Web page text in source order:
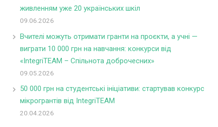
живленням уже 20 українських шкіл
09.06.2026
Вчителі можуть отримати гранти на проєкти, а учні —
виграти 10 000 грн на навчання: конкурси від
«IntegriTEAM – Спільнота доброчесних»
09.05.2026
50 000 грн на студентські ініціативи: стартував конкурс
мікрогрантів від IntegriTEAM
20.04.2026